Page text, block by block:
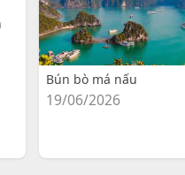
Bún bò má nấu
19/06/2026